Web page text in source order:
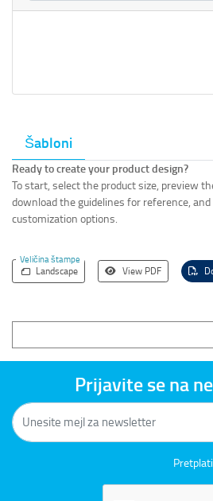
Šabloni
Ready to create your product design?
To start, select the product size, preview
download the guidelines for reference,
customization options.
Veličina štampe
Landscape View PDF
Prijavite se na